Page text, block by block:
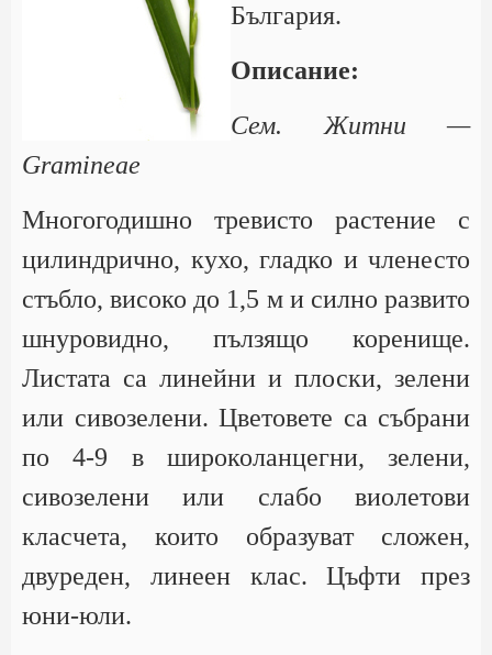
България.
Описание:
Сем. Житни —
Gramineae
Многогодишно тревисто растение с
цилиндрично, кухо, гладко и членесто
стъбло, високо до 1,5 м и силно развито
шнуровидно, пълзящо коренище.
Листата са линейни и плоски, зелени
или сивозелени. Цветовете са събрани
по 4-9 в широколанцегни, зелени,
сивозелени или слабо виолетови
класчета, които образуват сложен,
двуреден, линеен клас. Цъфти през
юни-юли.